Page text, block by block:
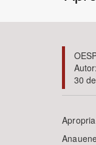
Povo
Tema
30